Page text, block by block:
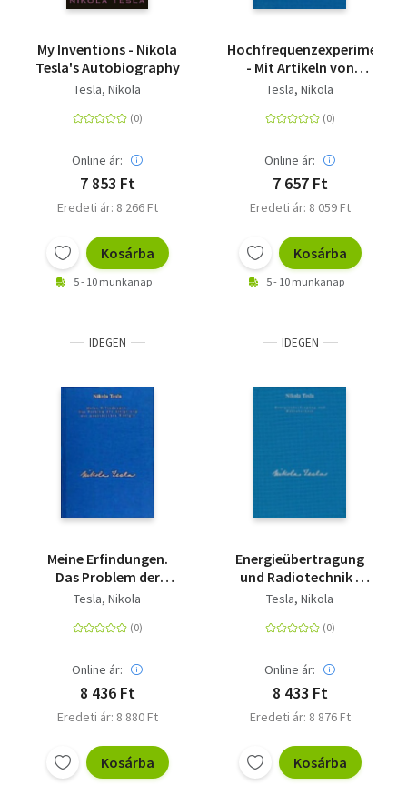
My Inventions - Nikola
Tesla's Autobiography
Tesla, Nikola
Online ár:
7 853 Ft
Eredeti ár: 8 266 Ft
Kosárba
5 - 10 munkanap
Hochfrequenzexperimente
- Mit Artikeln von
Childress, David über
und seine
Tesla, Nikola
Online ár:
7 657 Ft
Eredeti ár: 8 059 Ft
Kosárba
5 - 10 munkanap
IDEGEN
Meine Erfindungen.
Das Problem der
Steigerung der
Die Autobiographie
die diversen
Energieerzeugungsmethoden
Tesla, Nikola
Online ár:
8 436 Ft
Eredeti ár: 8 880 Ft
Kosárba
IDEGEN
Energieübertragung
und Radiotechnik -
Informationsübermittlung
Energieerzeugung
Tesla, Nikola
Online ár:
8 433 Ft
Eredeti ár: 8 876 Ft
Kosárba